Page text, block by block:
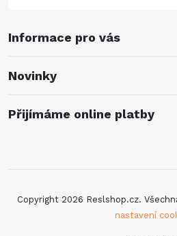
Informace pro vás
Novinky
Přijímáme online platby
Copyright 2026 Reslshop.cz.
nastavení